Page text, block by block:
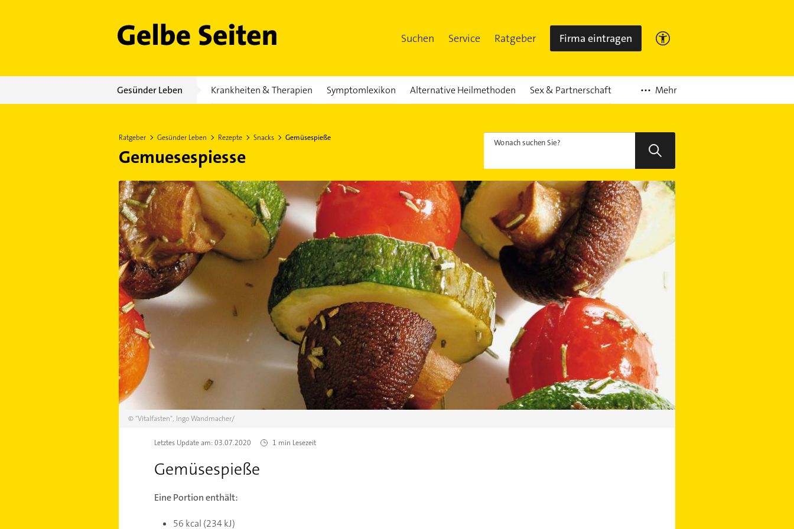
Gelbe Seiten Suchen Service Ratgeber Firma eintragen
Gesünder Leben Krankheiten & Therapien Symptomlexikon Alternative Heilmethoden Sex & Partnerschaft Mehr
Ratgeber Gesünder Leben Rezepte Snacks Gemüsespieße
Gemuesespiesse
Wonach suchen Sie?
©"Vitalfasten", Ingo Wandmacher/
Letztes Update am:03.07.2020 1 min Lesezeit
Gemüsespieße
Eine Portion enthält:
56 kcal (234 kJ)